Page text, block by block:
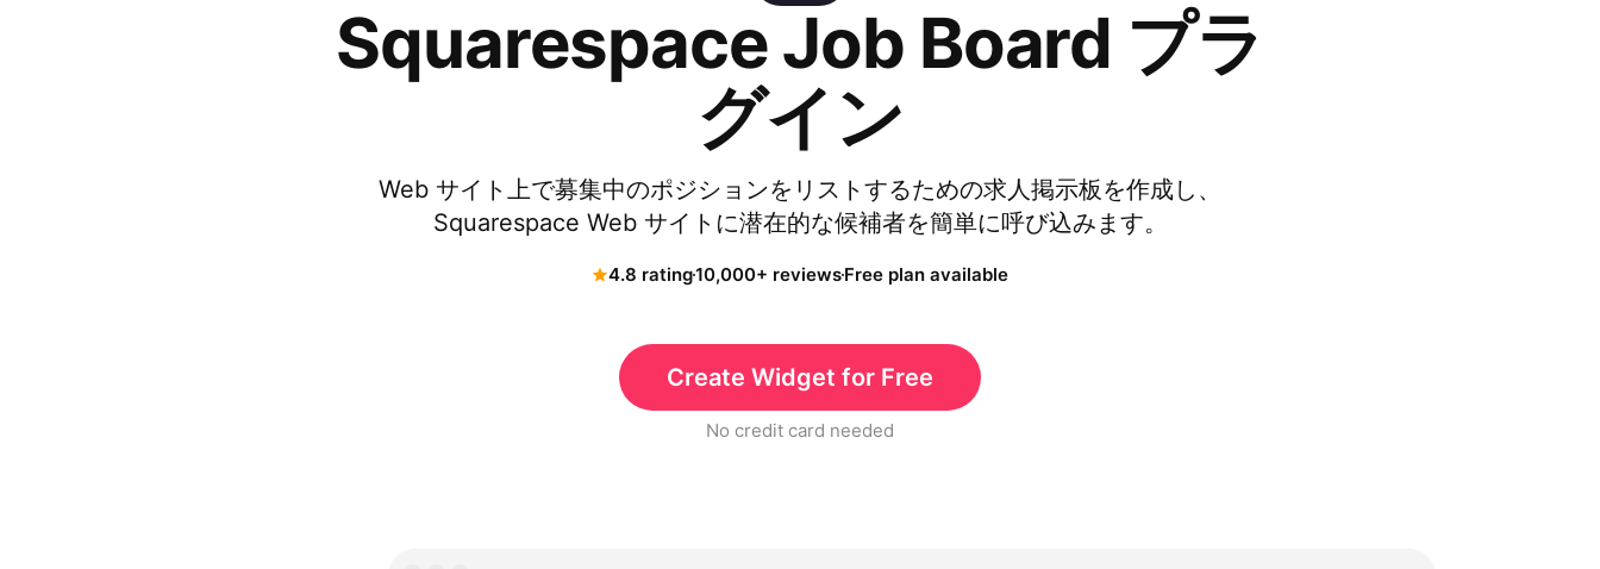
Squarespace Job Board プラ
グイン
Web サイト上で募集中のポジションをリストするための求人掲示板を作成し、
Squarespace Web サイトに潜在的な候補者を簡単に呼び込みます。
4.8 rating10,000+ reviewsFree plan available
Create Widget for Free
No credit card needed